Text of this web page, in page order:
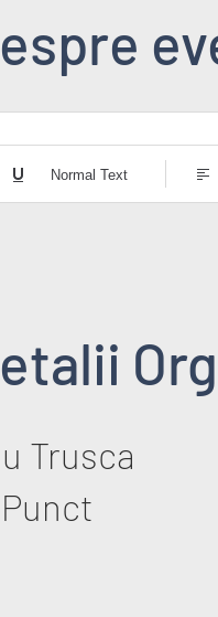
Normal Text
Trusca